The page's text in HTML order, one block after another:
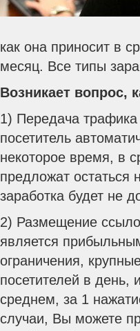
как она приносит в
месяц. Все типы
Возникает вопрос,
1) Передача
посетитель
некоторое время, в
предложат остаться
заработка будет не
2) Размещение
является
ограничения,
посетителей в день,
среднем, за 1
случаи, Вы можете